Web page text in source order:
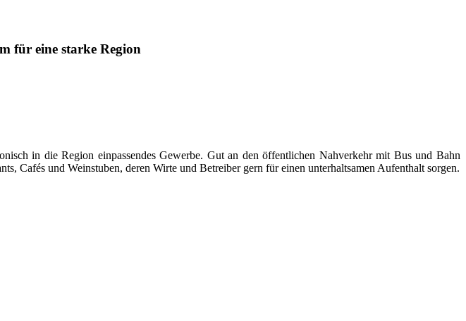
für eine starke Region
in die Region einpassendes Gewerbe. Gut an den öffentlichen Nahverkehr mit Bus und Bahn
Cafés und Weinstuben, deren Wirte und Betreiber gern für einen unterhaltsamen Aufenthalt sorgen.